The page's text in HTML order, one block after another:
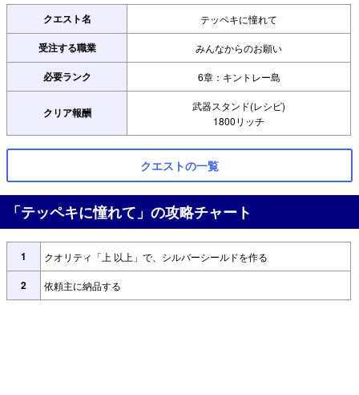
クエスト名 テッペキに憧れて
受注する職業 みんなからのお願い
必要ランク 6章：キントレー島
クリア報酬
武器スタンド(レシピ)
1800リッチ
クエストの一覧
「テッペキに憧れて」の攻略チャート
1 クオリティ「上 以上」で、シルバーシールドを作る
2 依頼主に納品する